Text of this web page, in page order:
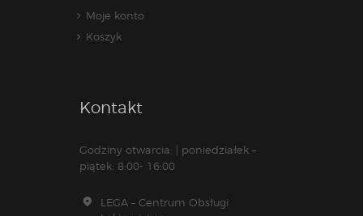
Moje konto
Koszyk
Kontakt
Godziny otwarcia: | poniedziałek –
piątek: 8:00- 16:00
LEGA – Centrum Obsługi